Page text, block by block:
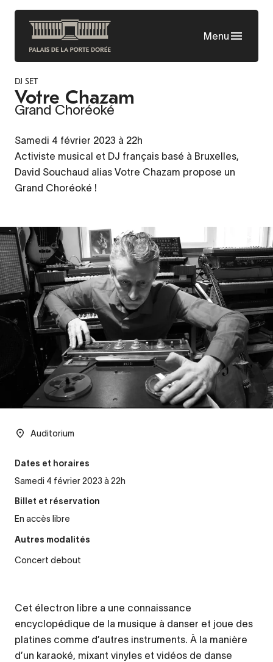
Aller
contenu
principal
Menu
DJ SET
Votre Chazam
Grand Choréoké
Samedi 4 février 2023 à 22h
Activiste musical et DJ français basé à Bruxelles,
David Souchaud alias Votre Chazam propose un
Grand Choréoké !
Auditorium
Dates et horaires
Samedi 4 février 2023 à 22h
Billet et réservation
En accès libre
Autres modalités
Concert debout
Cet électron libre a une connaissance
encyclopédique de la musique à danser et joue des
platines comme d’autres instruments. À la manière
d’un karaoké, mixant vinyles et vidéos de danse